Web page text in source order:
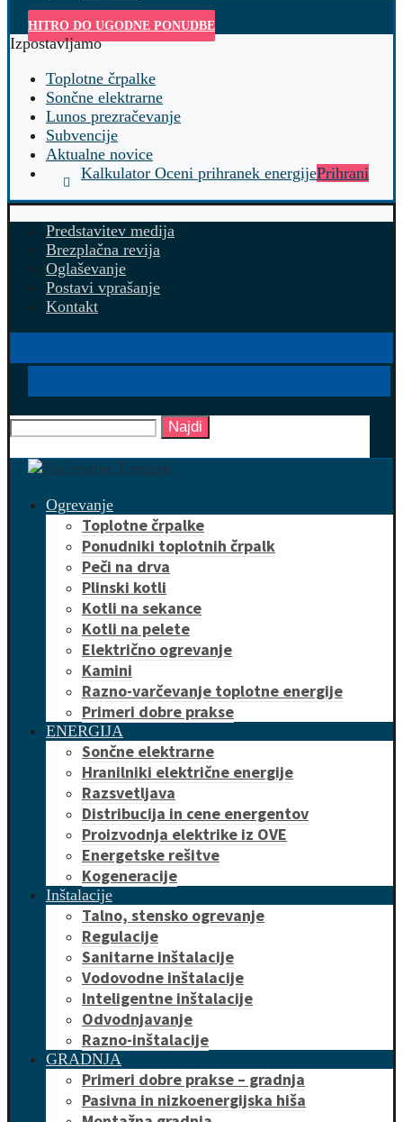
HITRO DO UGODNE PONUDBE
Izpostavljamo
Toplotne črpalke
Sončne elektrarne
Lunos prezračevanje
Subvencije
Aktualne novice
Kalkulator Oceni prihranek energijePrihrani
Predstavitev medija
Brezplačna revija
Oglaševanje
Postavi vprašanje
Kontakt
Najdi
Ogrevanje
Toplotne črpalke
Ponudniki toplotnih črpalk
Peči na drva
Plinski kotli
Kotli na sekance
Kotli na pelete
Električno ogrevanje
Kamini
Razno-varčevanje toplotne energije
Primeri dobre prakse
ENERGIJA
Sončne elektrarne
Hranilniki električne energije
Razsvetljava
Distribucija in cene energentov
Proizvodnja elektrike iz OVE
Energetske rešitve
Kogeneracije
Inštalacije
Talno, stensko ogrevanje
Regulacije
Sanitarne inštalacije
Vodovodne inštalacije
Inteligentne inštalacije
Odvodnjavanje
Razno-inštalacije
GRADNJA
Primeri dobre prakse – gradnja
Pasivna in nizkoenergijska hiša